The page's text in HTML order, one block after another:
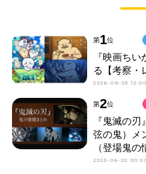
第1位
『映画ち
る【考察・
2026-08-03 12:00
第2位
『鬼滅の
弦の鬼）メ
（登場鬼の
2023-06-20